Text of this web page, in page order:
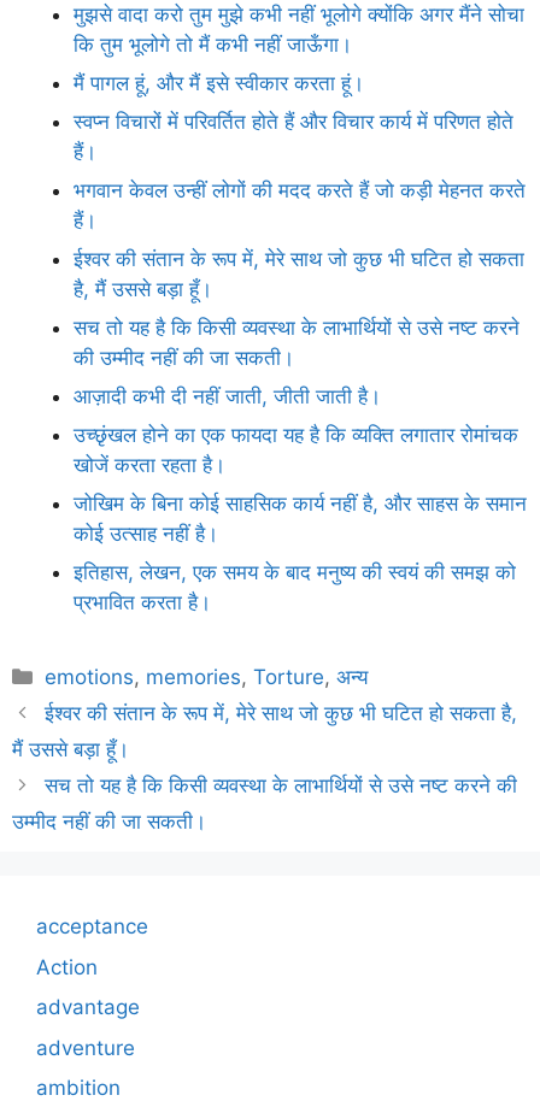
मुझसे वादा करो तुम मुझे कभी नहीं भूलोगे क्योंकि अगर मैंने सोचा
कि तुम भूलोगे तो मैं कभी नहीं जाऊँगा।
मैं पागल हूं, और मैं इसे स्वीकार करता हूं।
स्वप्न विचारों में परिवर्तित होते हैं और विचार कार्य में परिणत होते
हैं।
भगवान केवल उन्हीं लोगों की मदद करते हैं जो कड़ी मेहनत करते
हैं।
ईश्वर की संतान के रूप में, मेरे साथ जो कुछ भी घटित हो सकता
है, मैं उससे बड़ा हूँ।
सच तो यह है कि किसी व्यवस्था के लाभार्थियों से उसे नष्ट करने
की उम्मीद नहीं की जा सकती।
आज़ादी कभी दी नहीं जाती, जीती जाती है।
उच्छृंखल होने का एक फायदा यह है कि व्यक्ति लगातार रोमांचक
खोजें करता रहता है।
जोखिम के बिना कोई साहसिक कार्य नहीं है, और साहस के समान
कोई उत्साह नहीं है।
इतिहास, लेखन, एक समय के बाद मनुष्य की स्वयं की समझ को
प्रभावित करता है।
Categories
emotions, memories,Torture,अन्य
ईश्वर की संतान के रूप में, मेरे साथ जो कुछ भी घटित हो सकता है,
मैं उससे बड़ा हूँ।
सच तो यह है कि किसी व्यवस्था के लाभार्थियों से उसे नष्ट करने की
उम्मीद नहीं की जा सकती।
acceptance
Action
advantage
adventure
ambition